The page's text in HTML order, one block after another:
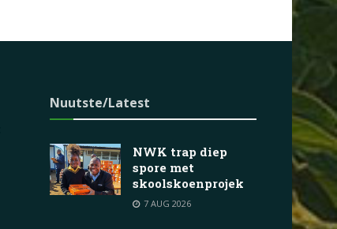
Nuutste/Latest
NWK trap diep
spore met
skoolskoenprojek
7 AUG 2026